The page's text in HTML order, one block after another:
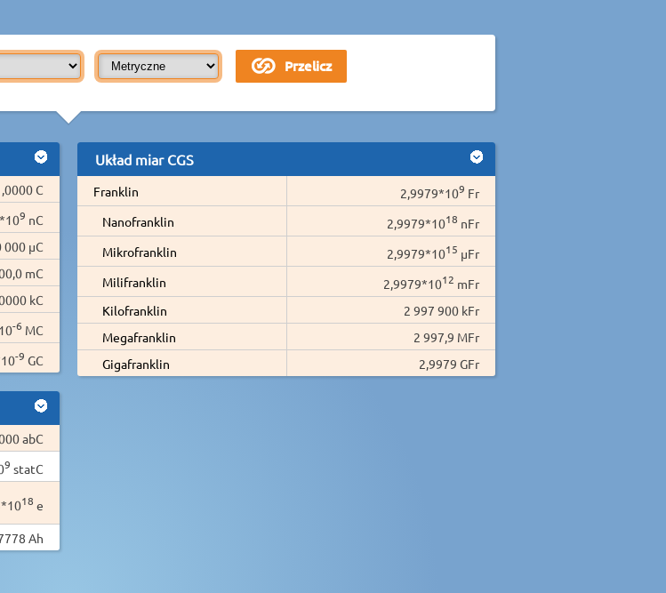
C
9 nC
000 µC
mC
kC
-6 MC
-9 GC
abC
9 statC
18 e
Ah
Układ miar CGS
Franklin 2,9979*109 Fr
Nanofranklin
2,9979*1018 nFr
Mikrofranklin
2,9979*1015 µFr
Milifranklin
2,9979*1012 mFr
Kilofranklin
2 997 900 kFr
Megafranklin
2 997,9 MFr
Gigafranklin
2,9979 GFr